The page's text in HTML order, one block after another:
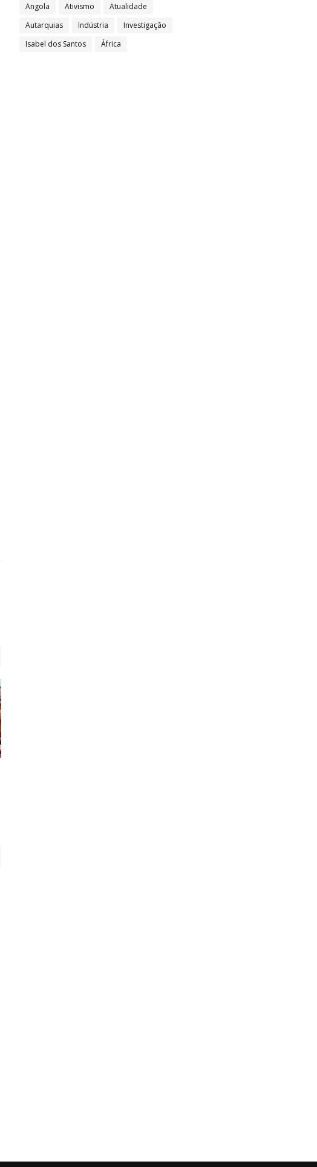
Angola Ativismo
Atualidade
Autarquias
Indústria
Investigação
Isabel dos Santos
África